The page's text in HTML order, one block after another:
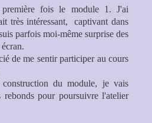
fois le module 1. J'ai
très intéressant, captivant dans
parfois moi-même surprise des
de me sentir participer au cours
du module, je vais
rebonds pour poursuivre l'atelier